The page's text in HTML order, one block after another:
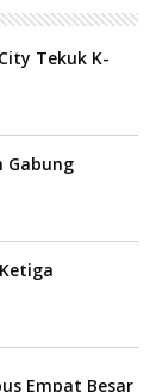
Tekuk K-
Gabung
Empat Besar